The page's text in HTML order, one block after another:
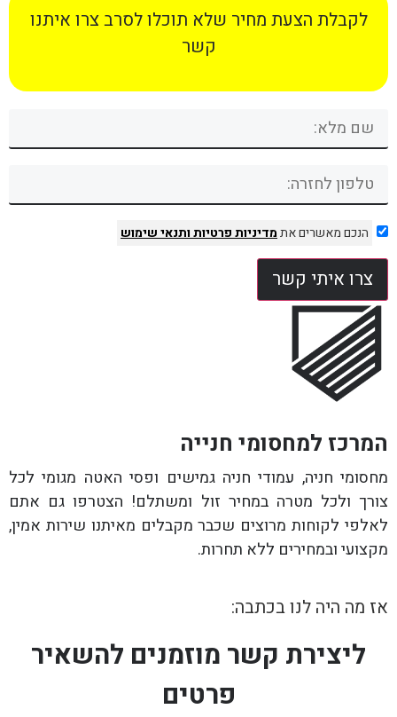
לקבלת הצעת מחיר שלא תוכלו לסרב צרו איתנו
קשר
הנכם מאשרים אתמדיניות פרטיותותנאי שימוש
צרו איתי קשר
המרכז למחסומי חנייה
מחסומי חניה, עמודי חניה גמישים ופסי האטה מגומי לכל
צורך ולכל מטרה במחיר זול ומשתלם! הצטרפו גם אתם
לאלפי לקוחות מרוצים שכבר מקבלים מאיתנו שירות אמין,
מקצועי ובמחירים ללא תחרות.
אז מה היה לנו בכתבה:
ליצירת קשר מוזמנים להשאיר
פרטים